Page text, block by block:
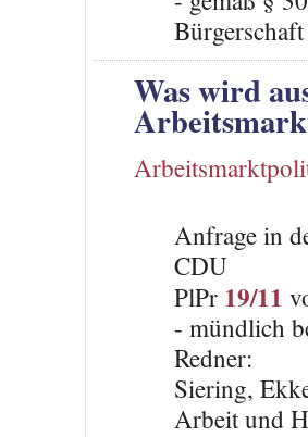
Was wird
Anfrage in
CDU
PlPr 19/11
- mündlich
Redner:
Siering,
Arbeit und